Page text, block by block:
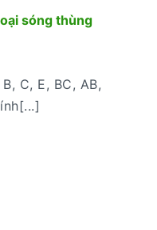
sóng thùng
C, E, BC, AB,